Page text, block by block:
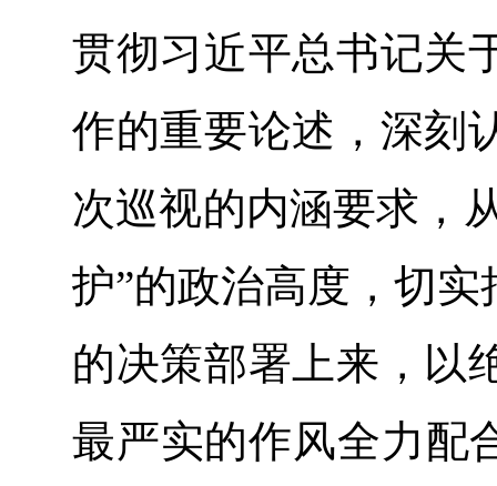
贯彻习近平总书记关
作的重要论述，深刻
次巡视的内涵要求，
护”的政治高度，切
的决策部署上来，以
最严实的作风全力配